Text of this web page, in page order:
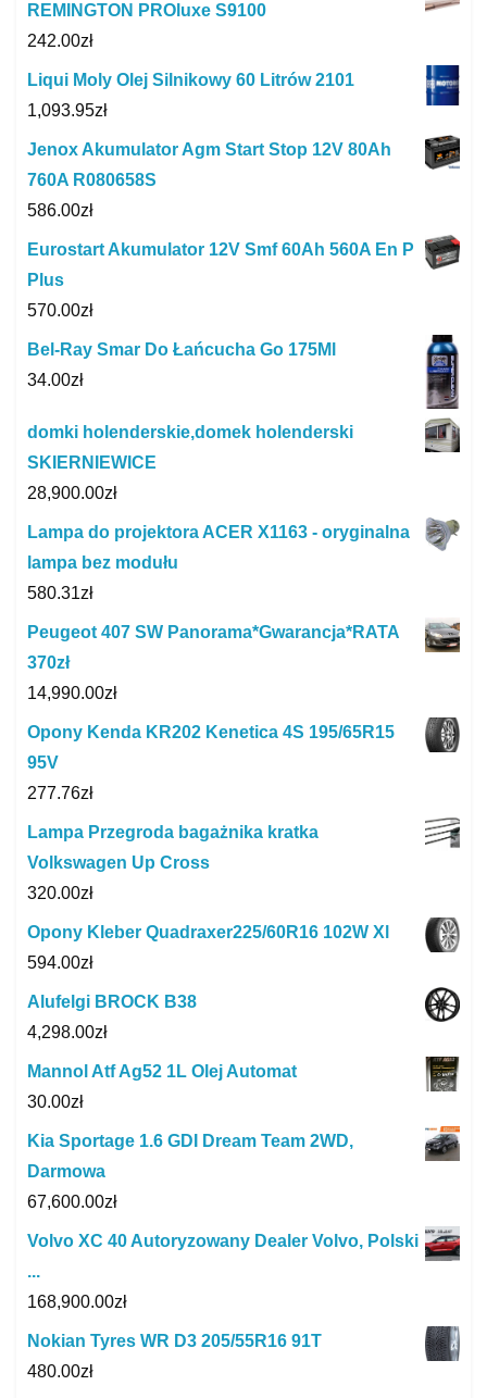
REMINGTON PROluxe S9100
242.00zł
Liqui Moly Olej Silnikowy 60 Litrów 2101
1,093.95zł
Jenox Akumulator Agm Start Stop 12V 80Ah
760A R080658S
586.00zł
Eurostart Akumulator 12V Smf 60Ah 560A En P
Plus
570.00zł
Bel-Ray Smar Do Łańcucha Go 175Ml
34.00zł
domki holenderskie,domek holenderski
SKIERNIEWICE
28,900.00zł
Lampa do projektora ACER X1163 - oryginalna
lampa bez modułu
580.31zł
Peugeot 407 SW Panorama*Gwarancja*RATA
370zł
14,990.00zł
Opony Kenda KR202 Kenetica 4S 195/65R15
95V
277.76zł
Lampa Przegroda bagażnika kratka
Volkswagen Up Cross
320.00zł
Opony Kleber Quadraxer225/60R16 102W Xl
594.00zł
Alufelgi BROCK B38
4,298.00zł
Mannol Atf Ag52 1L Olej Automat
30.00zł
Kia Sportage 1.6 GDI Dream Team 2WD,
Darmowa
67,600.00zł
Volvo XC 40 Autoryzowany Dealer Volvo, Polski
...
168,900.00zł
Nokian Tyres WR D3 205/55R16 91T
480.00zł